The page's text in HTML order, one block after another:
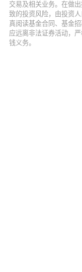
交易及相关业务。在做
致的投资风险，由投资
真阅读基金合同、基金
应远离非法证券活动，
钱义务。